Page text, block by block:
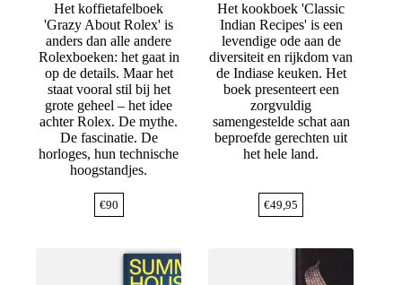
Het koffietafelboek
'Grazy About Rolex' is
anders dan alle andere
Rolexboeken: het gaat in
op de details. Maar het
staat vooral stil bij het
grote geheel – het idee
achter Rolex. De mythe.
De fascinatie. De
horloges, hun technische
hoogstandjes.
€90
Het kookboek 'Classic
Indian Recipes' is een
levendige ode aan de
diversiteit en rijkdom van
de Indiase keuken. Het
boek presenteert een
zorgvuldig
samengestelde schat aan
beproefde gerechten uit
het hele land.
€49,95